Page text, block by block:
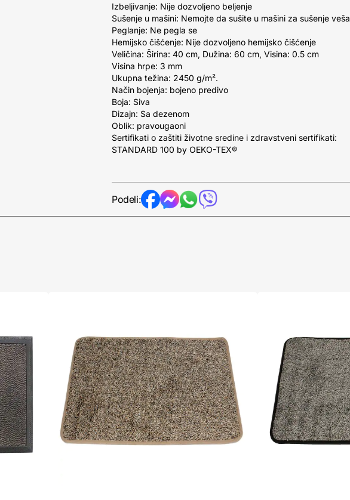
Izbeljivanje: Nije dozvoljeno beljenje
Sušenje u mašini: Nemojte da sušite u mašini za sušenje veša
Peglanje: Ne pegla se
Hemijsko čišćenje: Nije dozvoljeno hemijsko čišćenje
Veličina: Širina: 40 cm, Dužina: 60 cm, Visina: 0.5 cm
Visina hrpe: 3 mm
Ukupna težina: 2450 g/m².
Način bojenja: bojeno predivo
Boja: Siva
Dizajn: Sa dezenom
Oblik: pravougaoni
Sertifikati o zaštiti životne sredine i zdravstveni sertifikati:
STANDARD 100 by OEKO-TEX®
Podeli: